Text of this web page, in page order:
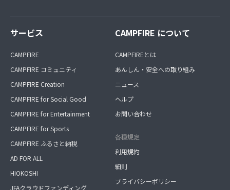
サービス
CAMPFIRE
CAMPFIRE コミュニティ
CAMPFIRE Creation
CAMPFIRE for Social Good
CAMPFIRE for Entertainment
CAMPFIRE for Sports
CAMPFIRE ふるさと納税
AD FOR ALL
HIOKOSHI
JFAクラウドファンディング
CAMPFIRE について
CAMPFIREとは
あんしん・安全への取り組み
ニュース
ヘルプ
お問い合わせ
各種規定
利用規約
細則
プライバシーポリシー